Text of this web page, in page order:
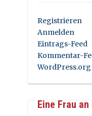
Registrieren
Anmelden
Eintrags-Feed
Kommentar-
WordPress.org
Eine Frau